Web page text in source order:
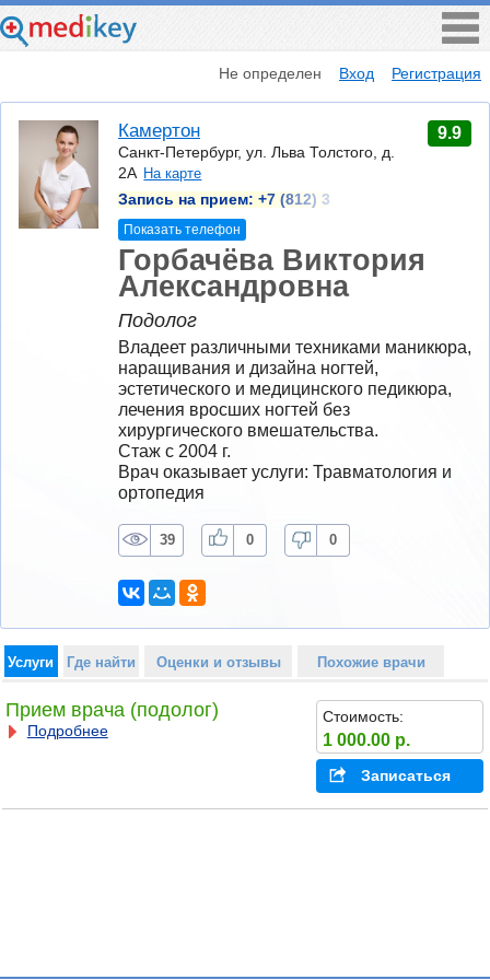
Не определен Вход Регистрация
Камертон
Санкт-Петербург, ул. Льва Толстого, д.
2А На карте
Запись на прием: +7 (812) 3
Показать телефон
9.9
Горбачёва Виктория
Александровна
Подолог
Владеет различными техниками маникюра,
наращивания и дизайна ногтей,
эстетического и медицинского педикюра,
лечения вросших ногтей без
хирургического вмешательства.
Стаж с 2004 г.
Врач оказывает услуги: Травматология и
ортопедия
39 0 0
Услуги Где найти Оценки и отзывы Похожие врачи
Прием врача (подолог)
Подробнее
Стоимость:
1 000.00 р.
Записаться